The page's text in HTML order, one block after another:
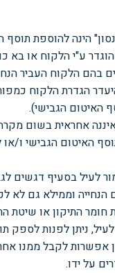
הינה להוספת תוסף
ע"י הלקוח או בא
בהם הלקוח העביר
הגדרת הלקוח
האיטום הגבישי).
אחראית בשום
האיטום הגבישי ו/או
לעיל בסעיף דגשים
הנחייה וממילא גם לא
חומר התיקון או שיטת
ניתן לפנות לספק
אפשרות לקבל ממנו
על ידו.